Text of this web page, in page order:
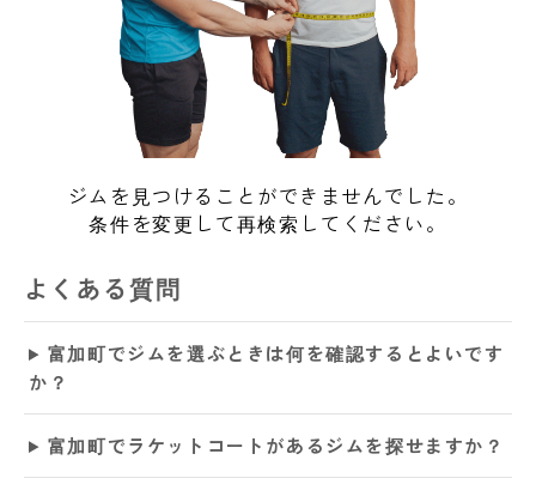
ジムを見つけることができませんでした。
条件を変更して再検索してください。
よくある質問
富加町でジムを選ぶときは何を確認するとよいです
か？
富加町でラケットコートがあるジムを探せますか？